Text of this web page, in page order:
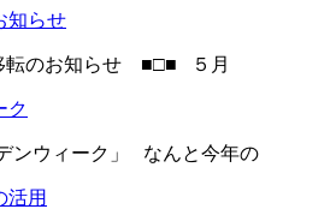
知らせ
のお知らせ ■□■ ５月
ク
ンウィーク」 なんと今年の
活用